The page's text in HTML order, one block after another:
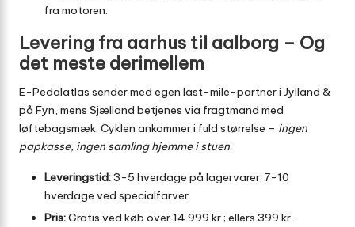
fra motoren.
Levering fra aarhus til aalborg – Og
det meste derimellem
E-Pedalatlas sender med egen last-mile-partner i Jylland &
på Fyn, mens Sjælland betjenes via fragtmand med
løftebagsmæk. Cyklen ankommer i fuld størrelse – ingen
papkasse, ingen samling hjemme i stuen.
Leveringstid:3-5 hverdage på lagervarer; 7-10
hverdage ved specialfarver.
Pris:Gratis ved køb over 14.999 kr.; ellers 399 kr.